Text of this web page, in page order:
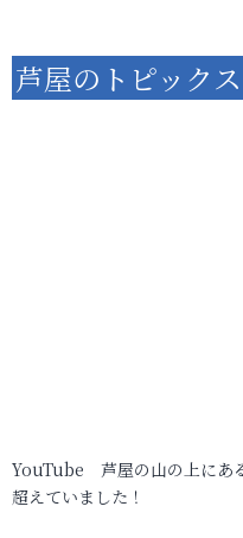
芦屋のトピックス
YouTube 芦屋の山の上にあ
超えていました！